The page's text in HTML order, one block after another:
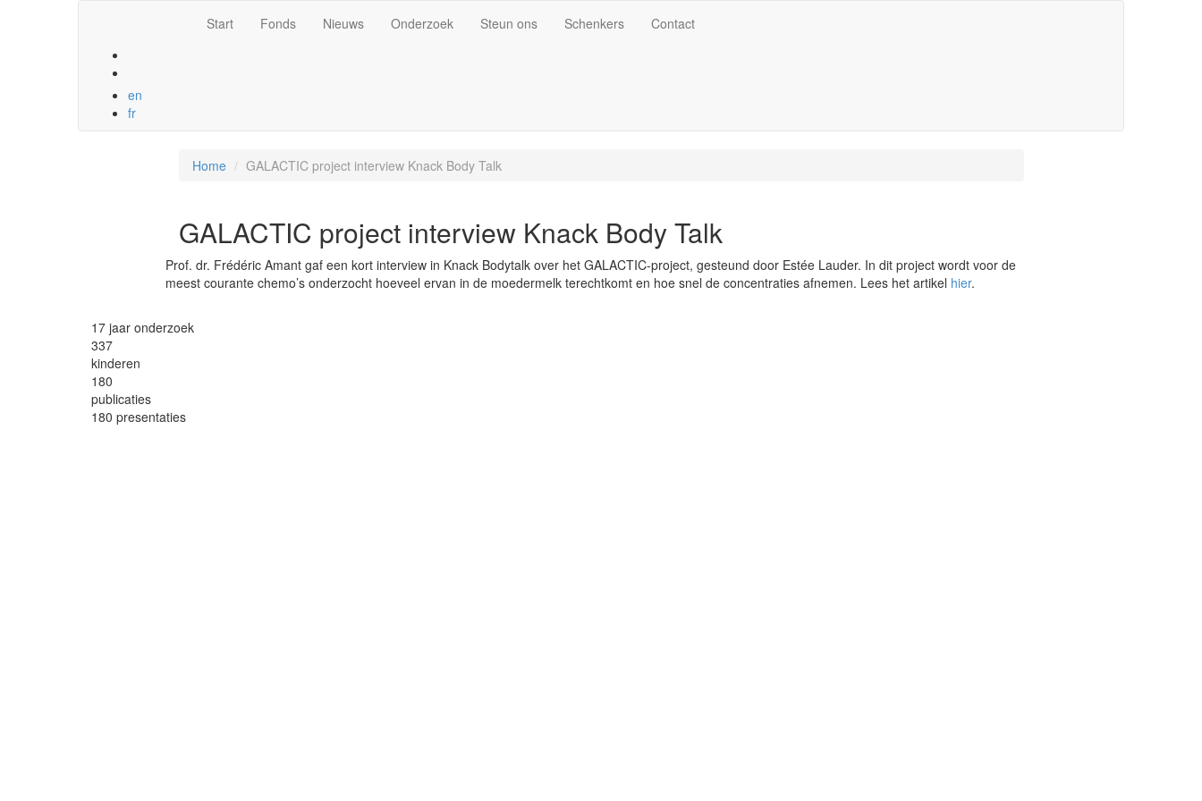
Start
Fonds Nieuws Onderzoek Steun ons Schenkers Contact
en
fr
Home GALACTIC project interview Knack Body Talk
GALACTIC project interview Knack Body Talk
Prof. dr. Frédéric Amant gaf een kort interview in Knack Bodytalk over het GALACTIC-project, gesteund door Estée Lauder. In dit project wordt voor de
meest courante chemo’s onderzocht hoeveel ervan in de moedermelk terechtkomt en hoe snel de concentraties afnemen. Lees het artikel hier.
17 jaar onderzoek
337
kinderen
180
publicaties
180 presentaties